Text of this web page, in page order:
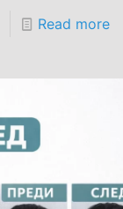
Read more